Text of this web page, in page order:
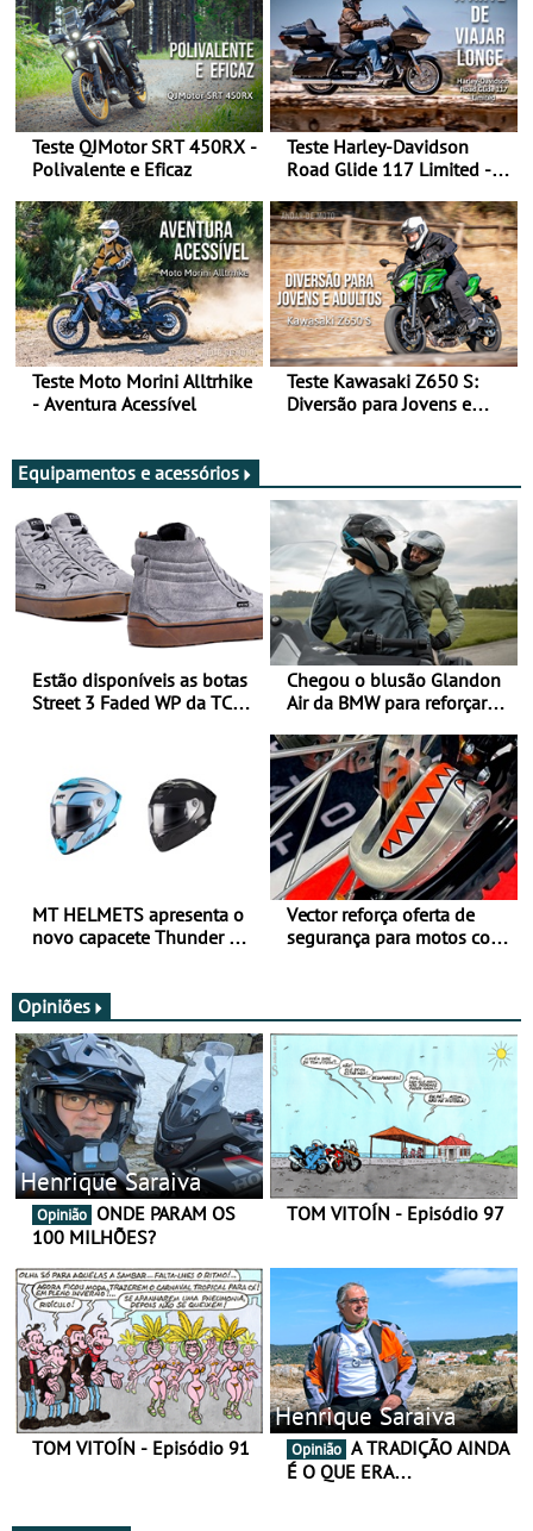
Teste QJMotor SRT 450RX -
Polivalente e Eficaz
Teste Harley-Davidson
Road Glide 117 Limited - A
Teste Moto Morini Alltrhike
- Aventura Acessível
Teste Kawasaki Z650 S:
Diversão para Jovens e
Equipamentos e acessórios
Estão disponíveis as botas
Street 3 Faded WP da TCX
Chegou o blusão Glandon
Air da BMW para reforçar
verão
MT HELMETS apresenta o
novo capacete Thunder 4 R
Vector reforça oferta de
segurança para motos com
Opiniões
Henrique Saraiva
Opinião
100 MILHÕES?
TOM VITOÍN - Episódio 97
TOM VITOÍN - Episódio 91
Henrique Saraiva
Opinião
É O QUE ERA…